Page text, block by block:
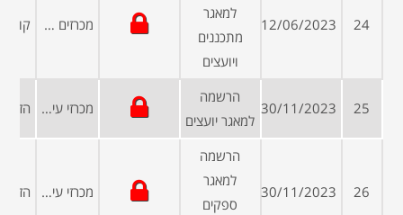
24
12/06/2023
למאגר
מתכננים
ויועצים
מכרזים פומביים
25
30/11/2023
הרשמה
למאגר יועצים
מכרזי עיריות ומועצות
26
30/11/2023
הרשמה
למאגר
ספקים
מכרזי עיריות ומועצות